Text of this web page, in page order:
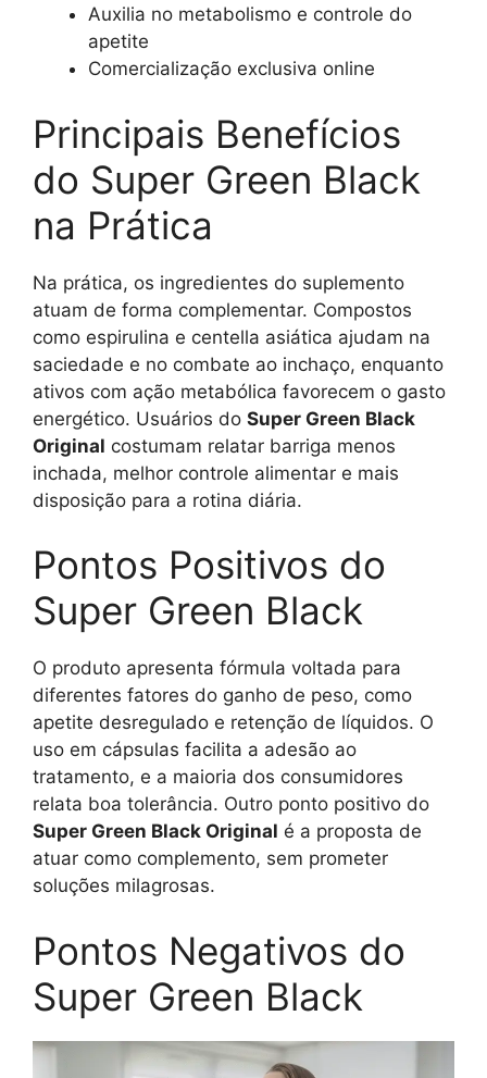
Auxilia no metabolismo e controle do
apetite
Comercialização exclusiva online
Principais Benefícios
do Super Green Black
na Prática
Na prática, os ingredientes do suplemento
atuam de forma complementar. Compostos
como espirulina e centella asiática ajudam na
saciedade e no combate ao inchaço, enquanto
ativos com ação metabólica favorecem o gasto
energético. Usuários do Super Green Black
Original costumam relatar barriga menos
inchada, melhor controle alimentar e mais
disposição para a rotina diária.
Pontos Positivos do
Super Green Black
O produto apresenta fórmula voltada para
diferentes fatores do ganho de peso, como
apetite desregulado e retenção de líquidos. O
uso em cápsulas facilita a adesão ao
tratamento, e a maioria dos consumidores
relata boa tolerância. Outro ponto positivo do
Super Green Black Original é a proposta de
atuar como complemento, sem prometer
soluções milagrosas.
Pontos Negativos do
Super Green Black